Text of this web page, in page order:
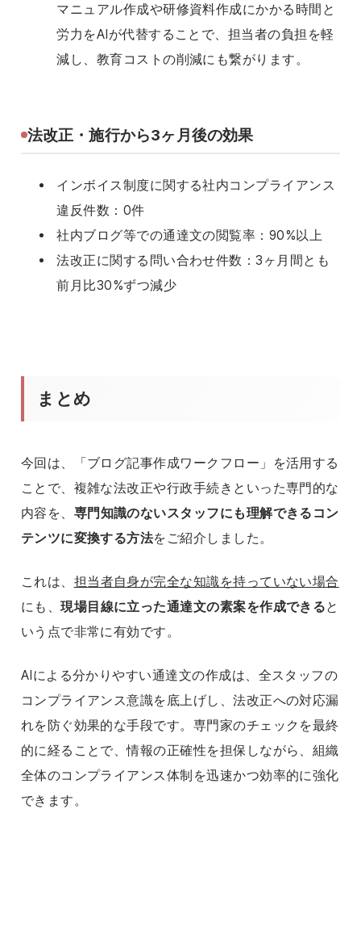
マニュアル作成や研修資料作成にかかる時間と
労力をAIが代替することで、担当者の負担を軽
減し、教育コストの削減にも繋がります。
法改正・施行から3ヶ月後の効果
インボイス制度に関する社内コンプライアンス
違反件数：0件
社内ブログ等での通達文の閲覧率：90%以上
法改正に関する問い合わせ件数：3ヶ月間とも
前月比30%ずつ減少
まとめ
今回は、「ブログ記事作成ワークフロー」を活用する
ことで、複雑な法改正や行政手続きといった専門的な
内容を、 専門知識のないスタッフにも理解できるコン
テンツに変換する方法をご紹介しました。
これは、 担当者自身が完全な知識を持っていない場合
にも、現場目線に立った通達文の素案を作成できると
いう点で非常に有効です。
AIによる分かりやすい通達文の作成は、全スタッフの
コンプライアンス意識を底上げし、法改正への対応漏
れを防ぐ効果的な手段です。専門家のチェックを最終
的に経ることで、情報の正確性を担保しながら、組織
全体のコンプライアンス体制を迅速かつ効率的に強化
できます。